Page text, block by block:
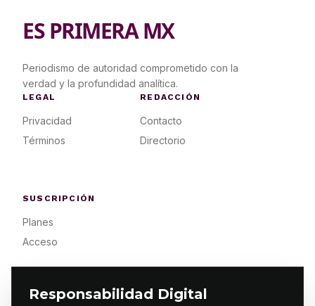
Responsabilidad Digital
ES PRIMERA MX
Periodismo de autoridad comprometido con la
verdad y la profundidad analítica.
LEGAL
Privacidad
Términos
REDACCIÓN
Contacto
Directorio
SUSCRIPCIÓN
Planes
Acceso